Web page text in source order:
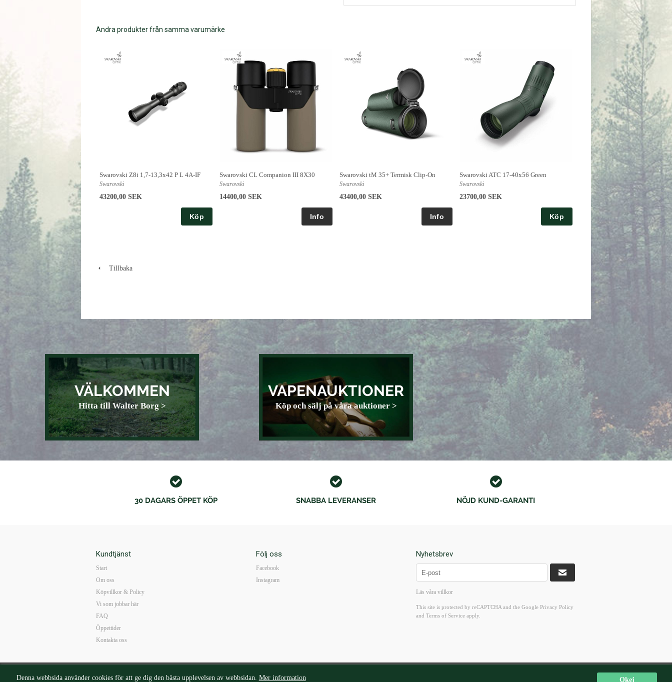
Okej
Denna webbsida använder cookies för att ge dig den bästa upplevelsen av webbsidan. Mer information
Andra produkter från samma varumärke
Swarovski Z8i 1,7-13,3x42 P L 4A-IF
Swarovski
43200,00 SEK
Köp
Swarovski CL Companion III 8X30
Swarovski
14400,00 SEK
Swarovski tM 35+ Termisk Clip-On
Swarovski
43400,00 SEK
Swarovski ATC 17-40x56 Green
Swarovski
23700,00 SEK
Köp
Tillbaka
VÄLKOMMEN
Hitta till Walter Borg >
VAPENAUKTIONER
Köp och sälj på våra auktioner >
30 DAGARS ÖPPET KÖP SNABBA LEVERANSER NÖJD KUND-GARANTI
Kundtjänst
Start
Om oss
Köpvillkor & Policy
Vi som jobbar här
FAQ
Öppettider
Kontakta oss
Följ oss
Facebook
Instagram
Nyhetsbrev
Läs våra villkor
This site is protected by reCAPTCHA and the Google Privacy Policy
and Terms of Serviceapply.
Mail:borg@walterborg.se| Tel: 08-14 38 65 | Kungsgatan 57B 111 22 Stockholm | Mån-Fre10-18 I Lör 10-16